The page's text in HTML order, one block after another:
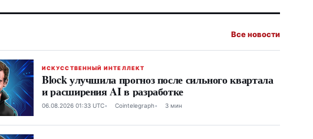
Все новости
ИСКУССТВЕННЫЙ ИНТЕЛЛЕКТ
Block улучшила прогноз после сильного квартала
и расширения AI в разработке
06.08.2026 01:33 UTC Cointelegraph 3 мин